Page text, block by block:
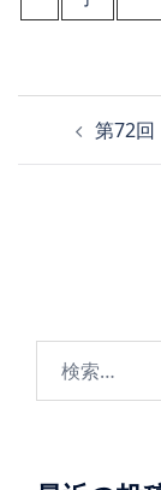
ョ
第72